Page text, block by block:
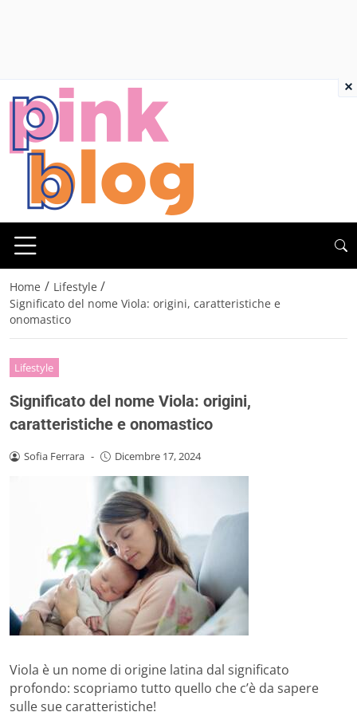
Home / Lifestyle /
Significato del nome Viola: origini, caratteristiche e
onomastico
Lifestyle
Significato del nome Viola: origini,
caratteristiche e onomastico
Sofia Ferrara - Dicembre 17, 2024
Viola è un nome di origine latina dal significato
profondo: scopriamo tutto quello che c’è da sapere
sulle sue caratteristiche!
×